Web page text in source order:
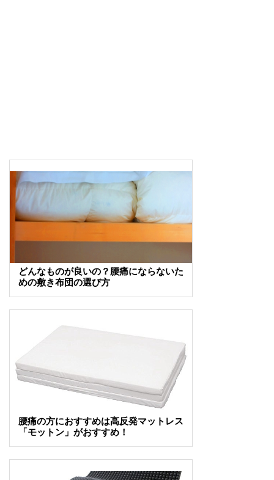
どんなものが良いの？腰痛にならないた
めの敷き布団の選び方
腰痛の方におすすめは高反発マットレス
「モットン」がおすすめ！